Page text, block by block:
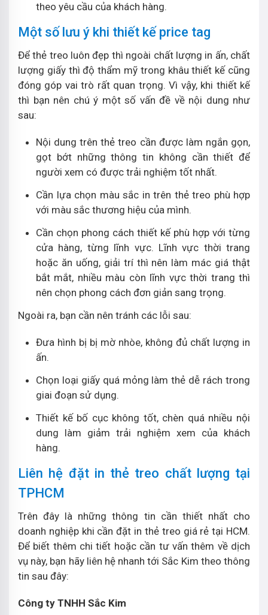
theo yêu cầu của khách hàng.
Một số lưu ý khi thiết kế price tag
Để thẻ treo luôn đẹp thì ngoài chất lượng in ấn, chất
lượng giấy thì độ thẩm mỹ trong khâu thiết kế cũng
đóng góp vai trò rất quan trọng. Vì vậy, khi thiết kế
thì bạn nên chú ý một số vấn đề về nội dung như
sau:
Nội dung trên thẻ treo cần được làm ngắn gọn,
gọt bớt những thông tin không cần thiết để
người xem có được trải nghiệm tốt nhất.
Cần lựa chọn màu sắc in trên thẻ treo phù hợp
với màu sắc thương hiệu của mình.
Cần chọn phong cách thiết kế phù hợp với từng
cửa hàng, từng lĩnh vực. Lĩnh vực thời trang
hoặc ăn uống, giải trí thì nên làm mác giá thật
bắt mắt, nhiều màu còn lĩnh vực thời trang thì
nên chọn phong cách đơn giản sang trọng.
Ngoài ra, bạn cần nên tránh các lỗi sau:
Đưa hình bị bị mờ nhòe, không đủ chất lượng in
ấn.
Chọn loại giấy quá mỏng làm thẻ dễ rách trong
giai đoạn sử dụng.
Thiết kế bố cục không tốt, chèn quá nhiều nội
dung làm giảm trải nghiệm xem của khách
hàng.
Liên hệ đặt in thẻ treo chất lượng tại
TPHCM
Trên đây là những thông tin cần thiết nhất cho
doanh nghiệp khi cần đặt in thẻ treo giá rẻ tại HCM.
Để biết thêm chi tiết hoặc cần tư vấn thêm về dịch
vụ này, bạn hãy liên hệ nhanh tới Sắc Kim theo thông
tin sau đây:
Công ty TNHH Sắc Kim